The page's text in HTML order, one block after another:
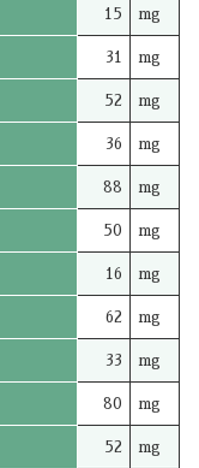
15 mg
31 mg
52 mg
36 mg
88 mg
50 mg
16 mg
62 mg
33 mg
80 mg
52 mg